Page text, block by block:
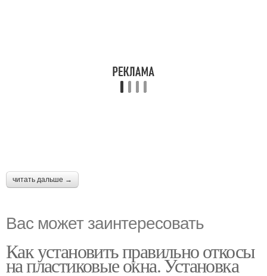
читать дальше →
Вас может заинтересовать
Как установить правильно откосы
на пластиковые окна. Установка